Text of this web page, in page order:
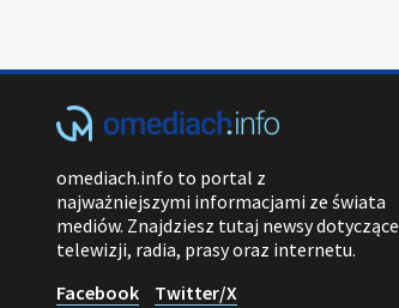
omediach.info to portal z
najważniejszymi informacjami ze świata
mediów. Znajdziesz tutaj newsy dotyczące
telewizji, radia, prasy oraz internetu.
Facebook
Twitter/X